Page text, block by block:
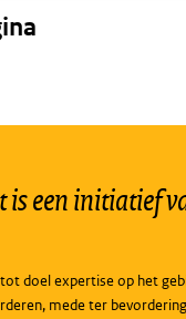
is een initiatief
doel expertise op het
mede ter